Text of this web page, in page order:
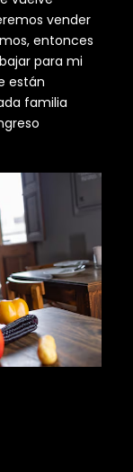
vender
entonces
para mi
están
familia